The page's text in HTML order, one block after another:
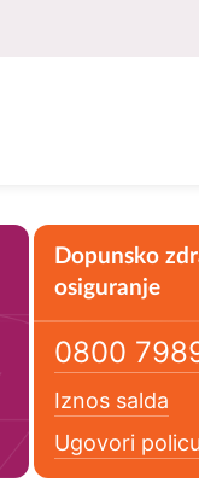
Dopunsko
osiguranje
0800
Iznos salda
Ugovori policu